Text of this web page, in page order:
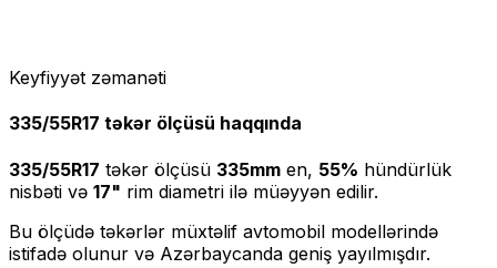
Keyfiyyət zəmanəti
335/55R17 təkər ölçüsü haqqında
335/55R17 təkər ölçüsü 335mm en, 55% hündürlük
nisbəti və 17" rim diametri ilə müəyyən edilir.
Bu ölçüdə təkərlər müxtəlif avtomobil modellərində
istifadə olunur və Azərbaycanda geniş yayılmışdır.